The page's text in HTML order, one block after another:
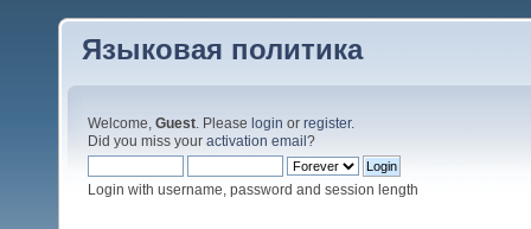
Языковая политика
Welcome, Guest. Please login or register.
Did you miss your activation email ?
Login with username, password and session length